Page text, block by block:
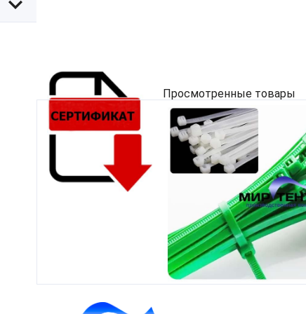
Просмотренные товары